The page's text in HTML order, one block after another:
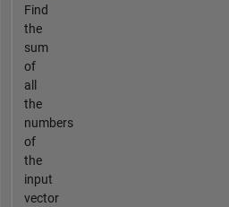
Find
the
sum
of
all
the
numbers
of
the
input
vector